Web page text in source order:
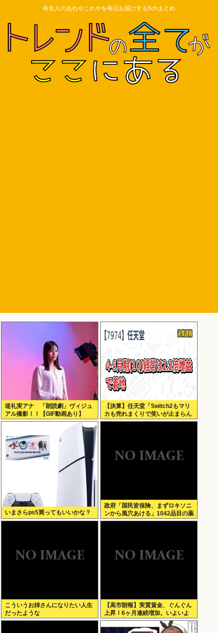
有名人のあれやこれやを毎日お届けする5chまとめ
堤礼実アナ 「朗読劇」ヴィジュ
アル撮影！！【GIF動画あり】
【決算】任天堂「Switch2もマリ
カも売れまくりで笑いが止まらん
どすえ！」連結経常利益は前年同
いまさらps5買ってもいいかな？
政府「国民皆保険、まずロキソニ
ンから風穴あける」1042品目の薬
価4分の1を保険適用外で財布直
こういうお姉さんになりたい人生
だったような
【高市朗報】実質賃金、ぐんぐん
上昇！6ヶ月連続増加。いよいよ
国民も豊かさを実感か？インフレ
加速しなければ